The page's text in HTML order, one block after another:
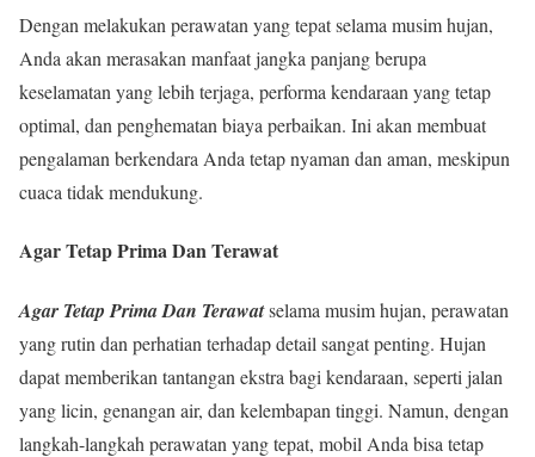
Dengan melakukan perawatan yang tepat selama musim hujan,
Anda akan merasakan manfaat jangka panjang berupa
keselamatan yang lebih terjaga, performa kendaraan yang tetap
optimal, dan penghematan biaya perbaikan. Ini akan membuat
pengalaman berkendara Anda tetap nyaman dan aman, meskipun
cuaca tidak mendukung.
Agar Tetap Prima Dan Terawat
Agar Tetap Prima Dan Terawatselama musim hujan, perawatan
yang rutin dan perhatian terhadap detail sangat penting. Hujan
dapat memberikan tantangan ekstra bagi kendaraan, seperti jalan
yang licin, genangan air, dan kelembapan tinggi. Namun, dengan
langkah-langkah perawatan yang tepat, mobil Anda bisa tetap